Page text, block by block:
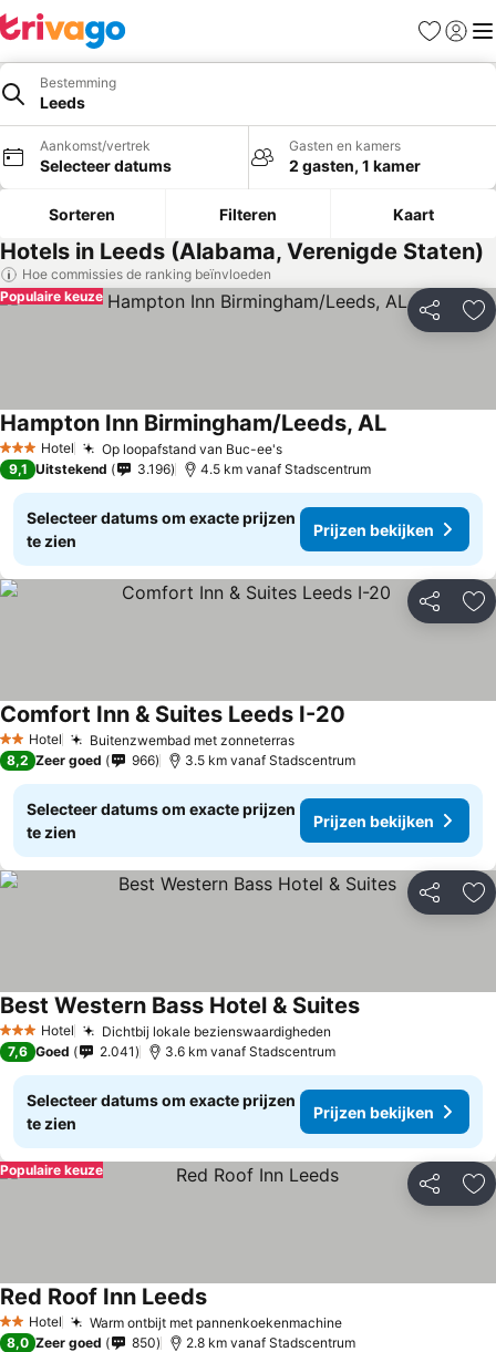
Favorieten
Bestemming
Leeds
Aankomst/vertrek
Selecteer datums
Gasten en kamers
2 gasten, 1 kamer
Sorteren Filteren Kaart
Hotels in Leeds (Alabama, Verenigde Staten)
Hoe commissies de ranking beïnvloeden
Delen
Populaire keuze
3 SterrenHotel Op loopafstand van Buc-ee's
Hampton Inn Birmingham/Leeds, AL
9,1 Uitstekend 3.196 4.5 km vanaf Stadscentrum
Selecteer datums om exacte prijzen
te zien
Prijzen bekijken
Delen
2 Sterren
Hotel Buitenzwembad met zonneterras
Comfort Inn & Suites Leeds I-20
8,2 Zeer goed 966 3.5 km vanaf Stadscentrum
Selecteer datums om exacte prijzen
te zien
Prijzen bekijken
Delen
3 SterrenHotel Dichtbij lokale bezienswaardigheden
Best Western Bass Hotel & Suites
7,6 Goed 2.041 3.6 km vanaf Stadscentrum
Selecteer datums om exacte prijzen
te zien
Prijzen bekijken
Delen
Populaire keuze
2 Sterren
Hotel Warm ontbijt met pannenkoekenmachine
Red Roof Inn Leeds
8,0 Zeer goed 850 2.8 km vanaf Stadscentrum